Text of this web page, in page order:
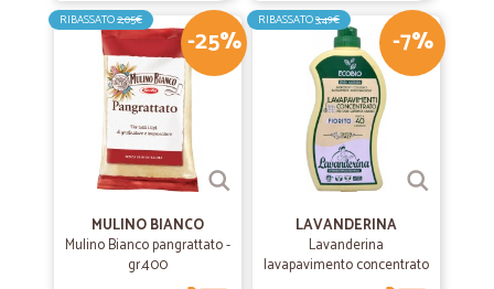
-25%
RIBASSATO2,05€
MULINO BIANCO
Mulino Bianco pangrattato -
gr.400
-7%
RIBASSATO3,49€
LAVANDERINA
Lavanderina
lavapavimento concentrato